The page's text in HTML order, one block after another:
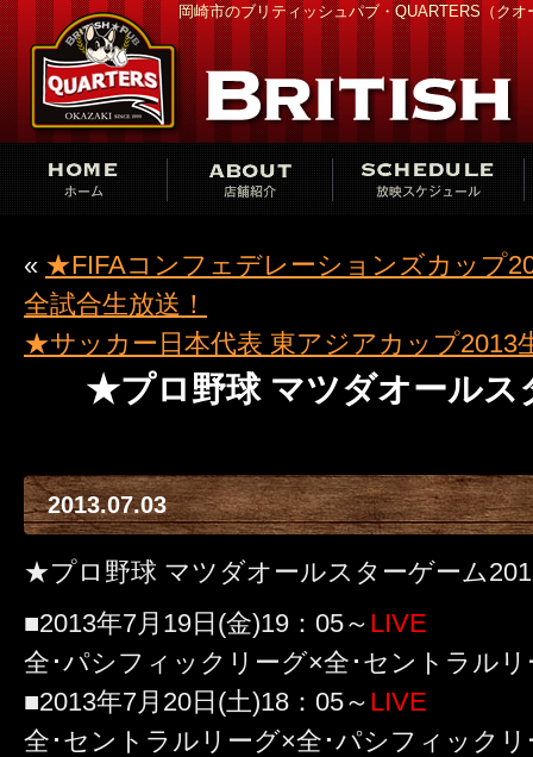
岡崎市のブリティッシュパブ・QUARTERS（クオ
« ★FIFAコンフェデレーションズカップ
全試合生放送！
★サッカー日本代表 東アジアカップ2013
★プロ野球 マツダオールス
2013.07.03
★プロ野球 マツダオールスターゲーム
■2013年7月19日(金)19：05～ LIVE
全･パシフィックリーグ×全･セントラル
■2013年7月20日(土)18：05～ LIVE
全･セントラルリーグ×全･パシフィック